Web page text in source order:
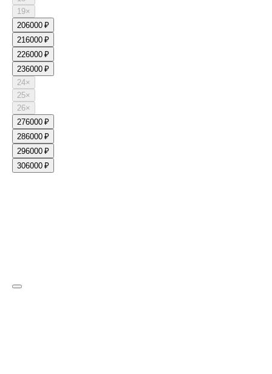
19×
206000 ₽
216000 ₽
226000 ₽
236000 ₽
24×
25×
26×
276000 ₽
286000 ₽
296000 ₽
306000 ₽